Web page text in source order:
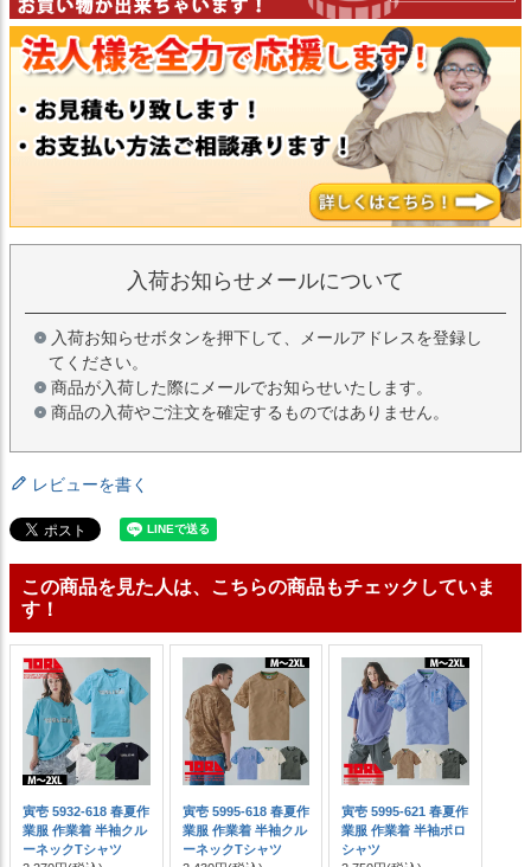
入荷お知らせメールについて
入荷お知らせボタンを押下して、メールアドレスを登録し
てください。
商品が入荷した際にメールでお知らせいたします。
商品の入荷やご注文を確定するものではありません。
レビューを書く
この商品を見た人は、こちらの商品もチェックしていま
す！
寅壱 5932-618 春夏作
業服 作業着 半袖クル
ーネックTシャツ
寅壱 5995-618 春夏作
業服 作業着 半袖クル
ーネックTシャツ
寅壱 5995-621 春夏作
業服 作業着 半袖ポロ
シャツ